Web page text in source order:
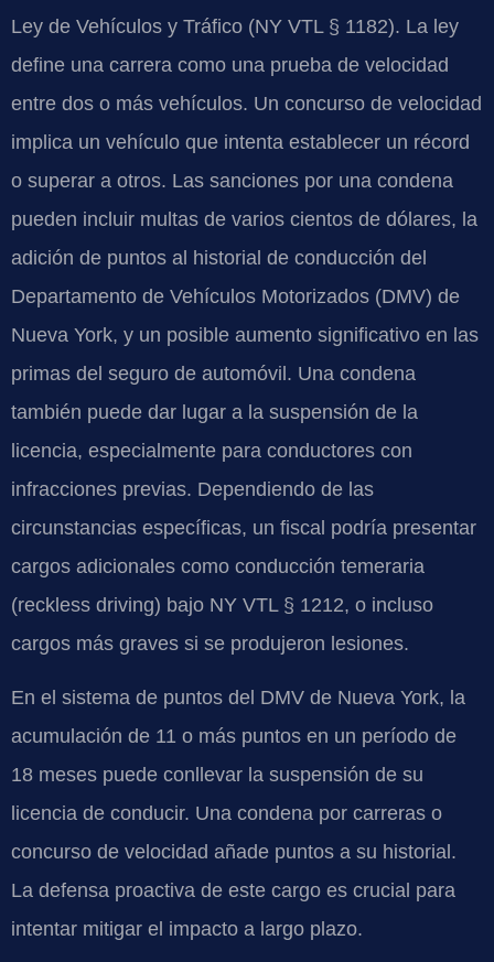
Ley de Vehículos y Tráfico (NY VTL § 1182). La ley
define una carrera como una prueba de velocidad
entre dos o más vehículos. Un concurso de velocidad
implica un vehículo que intenta establecer un récord
o superar a otros. Las sanciones por una condena
pueden incluir multas de varios cientos de dólares, la
adición de puntos al historial de conducción del
Departamento de Vehículos Motorizados (DMV) de
Nueva York, y un posible aumento significativo en las
primas del seguro de automóvil. Una condena
también puede dar lugar a la suspensión de la
licencia, especialmente para conductores con
infracciones previas. Dependiendo de las
circunstancias específicas, un fiscal podría presentar
cargos adicionales como conducción temeraria
(reckless driving) bajo NY VTL § 1212, o incluso
cargos más graves si se produjeron lesiones.
En el sistema de puntos del DMV de Nueva York, la
acumulación de 11 o más puntos en un período de
18 meses puede conllevar la suspensión de su
licencia de conducir. Una condena por carreras o
concurso de velocidad añade puntos a su historial.
La defensa proactiva de este cargo es crucial para
intentar mitigar el impacto a largo plazo.